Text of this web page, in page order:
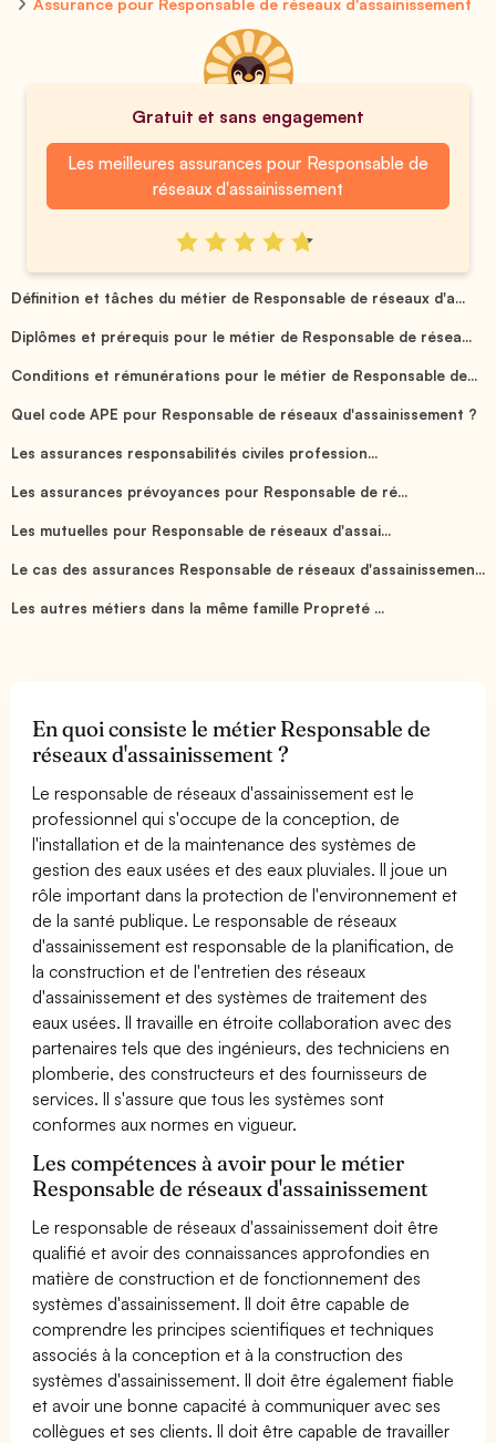
Assurance pour Responsable de réseaux d'assainissement
Gratuit et sans engagement
Les meilleures assurances pour Responsable de
réseaux d'assainissement
Définition et tâches du métier de Responsable de réseaux d'a...
Diplômes et prérequis pour le métier de Responsable de résea...
Conditions et rémunérations pour le métier de Responsable de...
Quel code APE pour Responsable de réseaux d'assainissement ?
Les assurances responsabilités civiles profession...
Les assurances prévoyances pour Responsable de ré...
Les mutuelles pour Responsable de réseaux d'assai...
Le cas des assurances Responsable de réseaux d'assainissemen...
Les autres métiers dans la même famille Propreté ...
En quoi consiste le métier Responsable de
réseaux d'assainissement ?
Le responsable de réseaux d'assainissement est le
professionnel qui s'occupe de la conception, de
l'installation et de la maintenance des systèmes de
gestion des eaux usées et des eaux pluviales. Il joue un
rôle important dans la protection de l'environnement et
de la santé publique. Le responsable de réseaux
d'assainissement est responsable de la planification, de
la construction et de l'entretien des réseaux
d'assainissement et des systèmes de traitement des
eaux usées. Il travaille en étroite collaboration avec des
partenaires tels que des ingénieurs, des techniciens en
plomberie, des constructeurs et des fournisseurs de
services. Il s'assure que tous les systèmes sont
conformes aux normes en vigueur.
Les compétences à avoir pour le métier
Responsable de réseaux d'assainissement
Le responsable de réseaux d'assainissement doit être
qualifié et avoir des connaissances approfondies en
matière de construction et de fonctionnement des
systèmes d'assainissement. Il doit être capable de
comprendre les principes scientifiques et techniques
associés à la conception et à la construction des
systèmes d'assainissement. Il doit être également fiable
et avoir une bonne capacité à communiquer avec ses
collègues et ses clients. Il doit être capable de travailler